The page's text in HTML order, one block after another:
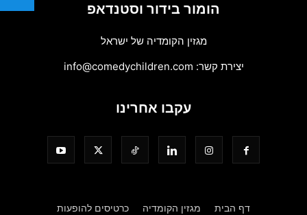
הומור בידור וסטנדאפ
מגזין הקומדיה של ישראל
יצירת קשר: info@comedychildren.com
עקבו אחרינו
דף הבית מגזין הקומדיה כרטיסים להופעות